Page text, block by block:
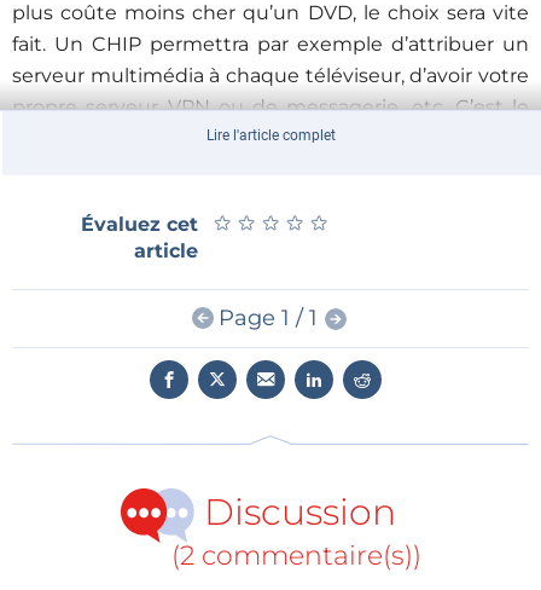
plus coûte moins cher qu’un DVD, le choix sera vite
fait. Un CHIP permettra par exemple d’attribuer un
serveur multimédia à chaque téléviseur, d’avoir votre
propre serveur VPN ou de messagerie, etc. C’est le
passage de l’informatique personnelle lourde à une
CHIP devraient être livrés en décembre et, bien sûr,
tout cela est à code source ouvert.
Processeur 1 GHz
4 Go de mémoire de masse
Batterie LiPo 3,7 V
Port microUSB OTG
Bluetooth
Lire l'article complet
Évaluez cet
article
★ ★ ★ ★ ★
★ ★ ★ ★ ★
Page 1 / 1
Discussion
(2 commentaire(s))